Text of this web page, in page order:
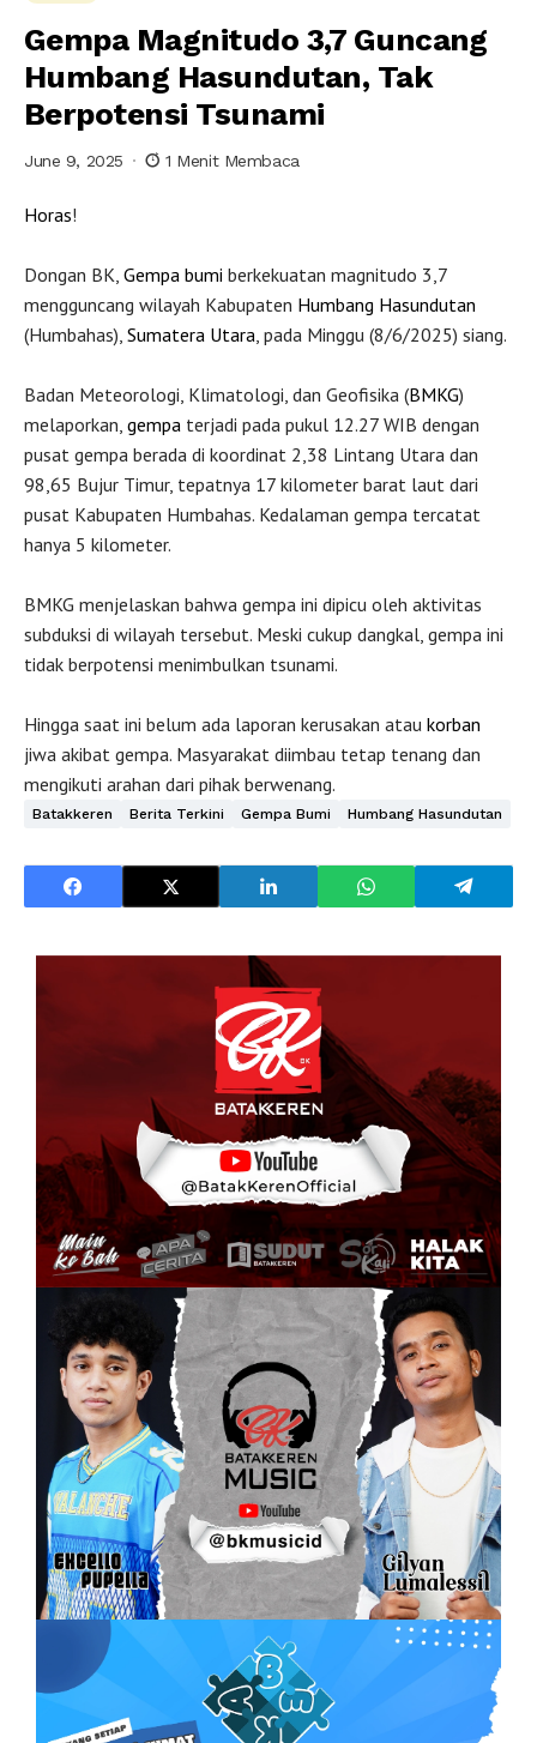
Gempa Magnitudo 3,7 Guncang
Humbang Hasundutan, Tak
Berpotensi Tsunami
June 9, 2025 1 Menit Membaca
Horas!
Dongan BK, Gempa bumi berkekuatan magnitudo 3,7
mengguncang wilayah Kabupaten Humbang Hasundutan
(Humbahas), Sumatera Utara, pada Minggu (8/6/2025) siang.
Badan Meteorologi, Klimatologi, dan Geofisika (BMKG)
melaporkan, gempa terjadi pada pukul 12.27 WIB dengan
pusat gempa berada di koordinat 2,38 Lintang Utara dan
98,65 Bujur Timur, tepatnya 17 kilometer barat laut dari
pusat Kabupaten Humbahas. Kedalaman gempa tercatat
hanya 5 kilometer.
BMKG menjelaskan bahwa gempa ini dipicu oleh aktivitas
subduksi di wilayah tersebut. Meski cukup dangkal, gempa ini
tidak berpotensi menimbulkan tsunami.
Hingga saat ini belum ada laporan kerusakan atau korban
jiwa akibat gempa. Masyarakat diimbau tetap tenang dan
mengikuti arahan dari pihak berwenang.
Batakkeren Berita Terkini Gempa Bumi Humbang Hasundutan